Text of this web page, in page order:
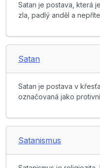
Satan je postava, která
zla, padlý anděl a
Satan
Satan je postava v
označovaná jako
Satanismus